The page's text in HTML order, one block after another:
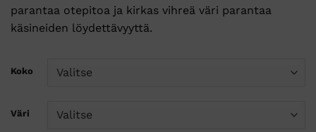
parantaa otepitoa ja kirkas vihreä väri parantaa
käsineiden löydettävyyttä.
Koko
Väri